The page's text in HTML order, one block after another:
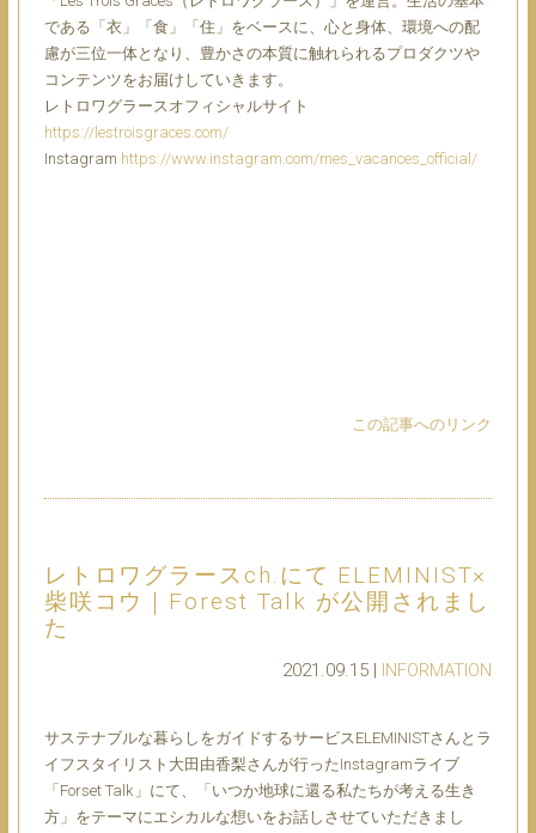
である「衣」「食」「住」をベースに、心と身体、環境への配
慮が三位一体となり、豊かさの本質に触れられるプロダクツや
コンテンツをお届けしていきます。
レトロワグラースオフィシャルサイト
https://lestroisgraces.com/
Instagram https://www.instagram.com/mes_vacances_official/
この記事へのリンク
レトロワグラースch.にて ELEMINIST×
柴咲コウ｜Forest Talk が公開されまし
た
2021.09.15 | INFORMATION
サステナブルな暮らしをガイドするサービスELEMINISTさんとラ
イフスタイリスト大田由香梨さんが行ったInstagramライブ
「Forset Talk」にて、「いつか地球に還る私たちが考える生き
方」をテーマにエシカルな想いをお話しさせていただきまし